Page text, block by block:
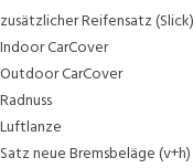
zusätzlicher Reifensatz (Slick)
Indoor CarCover
Outdoor CarCover
Radnuss
Luftlanze
Satz neue Bremsbeläge (v+h)